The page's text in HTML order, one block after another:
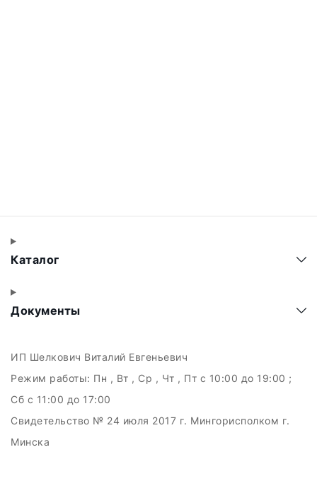
Каталог
Документы
ИП Шелкович Виталий Евгеньевич
Режим работы: Пн , Вт , Ср , Чт , Пт c 10:00 до 19:00 ;
Сб c 11:00 до 17:00
Свидетельство № 24 июля 2017 г. Мингорисполком г.
Минска